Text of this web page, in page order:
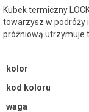
Kubek termiczny
towarzysz w podróży
próżniową utrzymuje
kolor
kod koloru
waga